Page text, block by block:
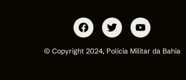
© Copyright 2024, Polícia Militar da Bahia